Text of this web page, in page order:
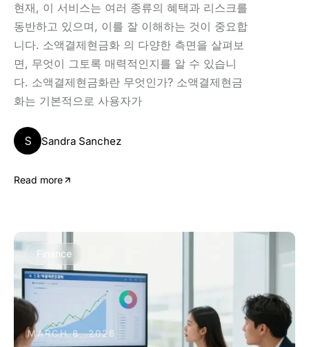
현재, 이 서비스는 여러 종류의 혜택과 리스크를
동반하고 있으며, 이를 잘 이해하는 것이 중요합
니다. 소액결제현금화 의 다양한 측면을 살펴보
면, 무엇이 그토록 매력적인지를 알 수 있습니
다. 소액결제현금화란 무엇인가? 소액결제현금
화는 기본적으로 사용자가
S Sandra Sanchez
Read more
Finance
MARCH 8, 2026